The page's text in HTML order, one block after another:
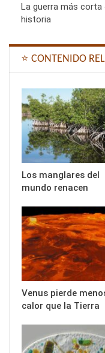
La guerra más corta
historia
⭐ CONTENIDO
Los manglares del
mundo renacen
Venus pierde
calor que la Tierra